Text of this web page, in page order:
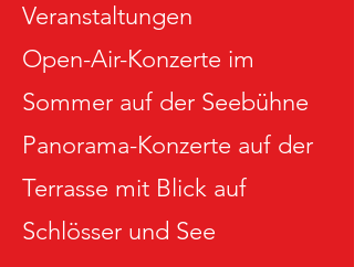
Veranstaltungen
Open-Air-Konzerte im
Sommer auf der Seebühne
Panorama-Konzerte auf der
Terrasse mit Blick auf
Schlösser und See